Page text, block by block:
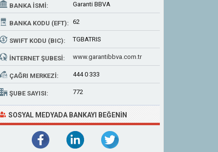
BANKA İSMI: Garanti BBVA
BANKA KODU (EFT): 62
SWIFT KODU (BIC): TGBATRIS
İNTERNET ŞUBESI: www.garantibbva.com.tr
ÇAĞRI MERKEZI: 444 0 333
ŞUBE SAYISI: 772
SOSYAL MEDYADA BANKAYI BEĞENIN